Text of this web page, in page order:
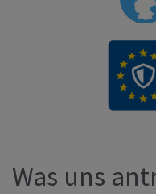
Was uns